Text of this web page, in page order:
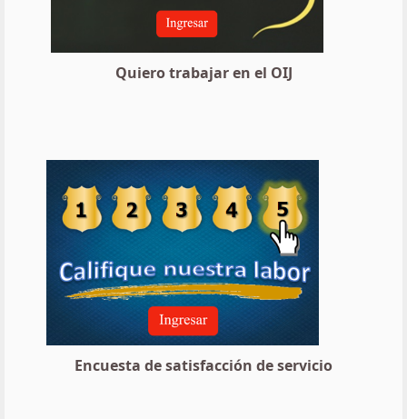
Quiero trabajar en el OIJ
Encuesta de satisfacción de servicio